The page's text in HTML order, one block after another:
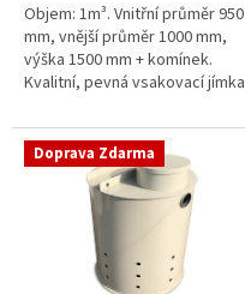
hvězdiček.
Objem: 1m³. Vnitřní průměr 950
mm, vnější průměr 1000 mm,
výška 1500 mm + komínek.
Kvalitní, pevná vsakovací jímka
obetonování Průměr přítoku a
odtoku +...
Doprava Zdarma